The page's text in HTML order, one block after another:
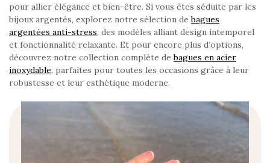
pour allier élégance et bien-être. Si vous êtes séduite par les
bijoux argentés, explorez notre sélection debagues
argentées anti-stress, des modèles alliant design intemporel
et fonctionnalité relaxante. Et pour encore plus d’options,
découvrez notre collection complète debagues en acier
inoxydable, parfaites pour toutes les occasions grâce à leur
robustesse et leur esthétique moderne.